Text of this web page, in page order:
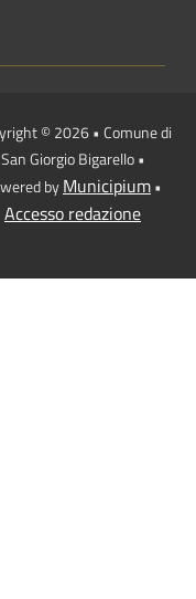
© 2026 • Comune di
San Giorgio Bigarello •
byMunicipium•
Accesso redazione